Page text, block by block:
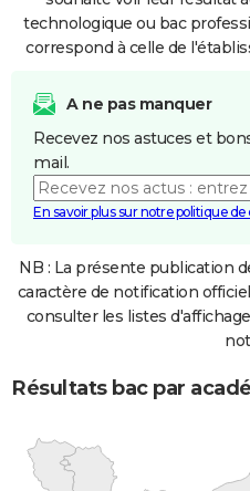
technologique ou bac
correspond à celle de
A ne pas manquer
Recevez nos astuces et
mail.
En savoir plus sur notre politique
NB : La présente publication
caractère de notification
consulter les listes
Résultats bac par